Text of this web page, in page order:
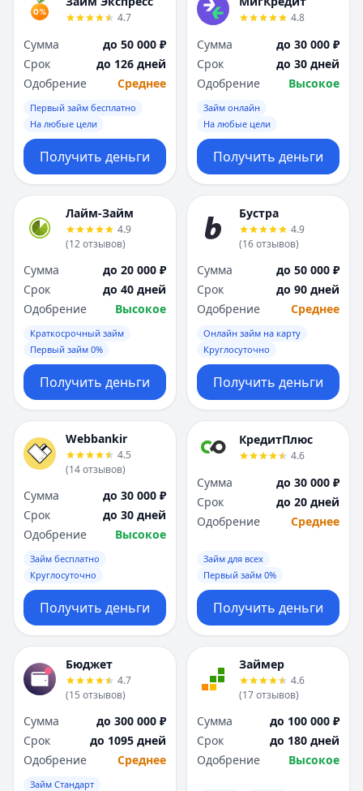
4.7
Сумма
до 50 000 ₽
Срок
до 126 дней
Одобрение
Среднее
Первый займ бесплатно
На любые цели
Получить деньги
4.8
Сумма
до 30 000 ₽
Срок
до 30 дней
Одобрение
Высокое
Займ онлайн
На любые цели
Получить деньги
Лайм-Займ
4.9
(12отзывов)
Сумма
до 20 000 ₽
Срок
до 40 дней
Одобрение
Высокое
Краткосрочный займ
Первый займ 0%
Получить деньги
Бустра
4.9
(16отзывов)
Сумма
до 50 000 ₽
Срок
до 90 дней
Одобрение
Среднее
Онлайн займ на карту
Круглосуточно
Получить деньги
Webbankir
4.5
(14отзывов)
Сумма
до 30 000 ₽
Срок
до 30 дней
Одобрение
Высокое
Займ бесплатно
Круглосуточно
Получить деньги
КредитПлюс
4.6
Сумма
до 30 000 ₽
Срок
до 20 дней
Одобрение
Среднее
Займ для всех
Первый займ 0%
Получить деньги
Бюджет
4.7
(15 отзывов)
Сумма
до 300 000 ₽
Срок
до 1095 дней
Одобрение
Среднее
Займ Стандарт
Займер
4.6
(17отзывов)
Сумма
до 100 000 ₽
Срок
до 180 дней
Одобрение
Высокое